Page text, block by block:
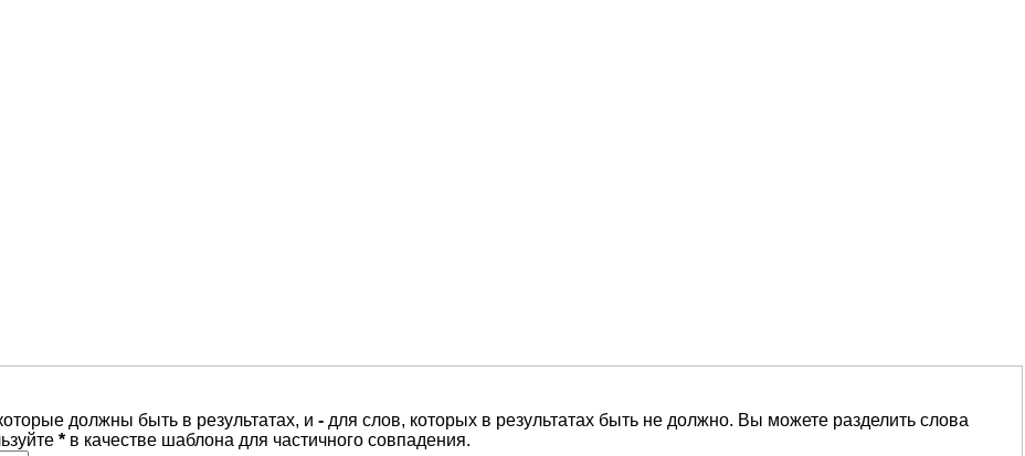
должны быть в результатах, и - для слов, которых в результатах быть не должно. Вы можете разделить слова
* в качестве шаблона для частичного совпадения.